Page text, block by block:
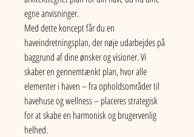
egne anvisninger.
Med dette koncept får du en
haveindretningsplan, der nøje udarbejdes på
baggrund af dine ønsker og visioner. Vi
skaber en gennemtænkt plan, hvor alle
elementer i haven – fra opholdsområder til
havehuse og wellness – placeres strategisk
for at skabe en harmonisk og brugervenlig
helhed.